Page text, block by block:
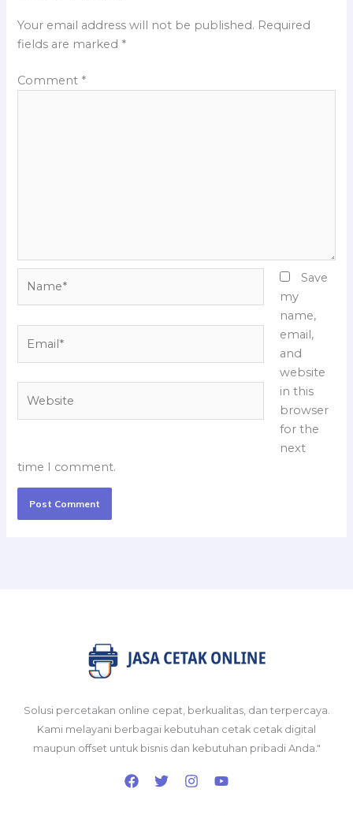
Your email address will not be published. Required
fields are marked *
Comment *
Save
my
name,
email,
and
website
in this
browser
for the
next
time I comment.
Solusi percetakan online cepat, berkualitas, dan terpercaya.
Kami melayani berbagai kebutuhan cetak cetak digital
maupun offset untuk bisnis dan kebutuhan pribadi Anda."